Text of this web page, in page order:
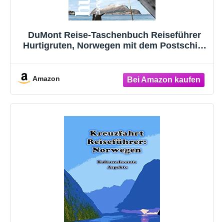
DuMont Reise-Taschenbuch Reiseführer
Hurtigruten, Norwegen mit dem Postschiff:
Touren.
Amazon